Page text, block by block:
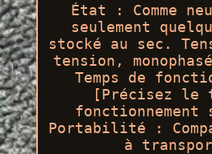
État : Comme
seulement
stocké au sec.
tension,
Temps de
[Précisez le
fonctionnement
Portabilité :
à